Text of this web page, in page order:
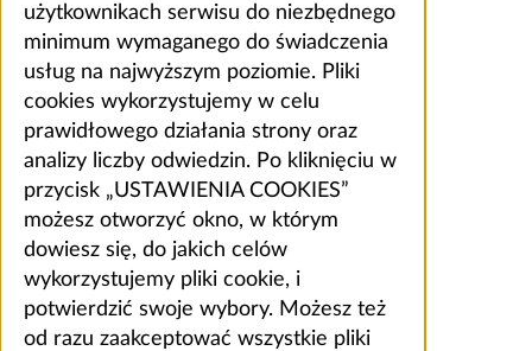
użytkownikach serwisu do niezbędnego
minimum wymaganego do świadczenia
usług na najwyższym poziomie. Pliki
cookies wykorzystujemy w celu
prawidłowego działania strony oraz
analizy liczby odwiedzin. Po kliknięciu w
przycisk „USTAWIENIA COOKIES”
możesz otworzyć okno, w którym
dowiesz się, do jakich celów
wykorzystujemy pliki cookie, i
potwierdzić swoje wybory. Możesz też
od razu zaakceptować wszystkie pliki